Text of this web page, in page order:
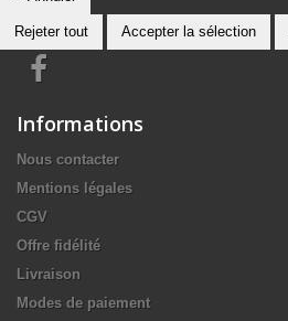
Rejeter tout Accepter la sélection
Informations
Nous contacter
Mentions légales
CGV
Offre fidélité
Livraison
Modes de paiement